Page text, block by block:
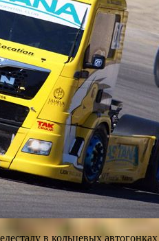
в кольцевых автогонках